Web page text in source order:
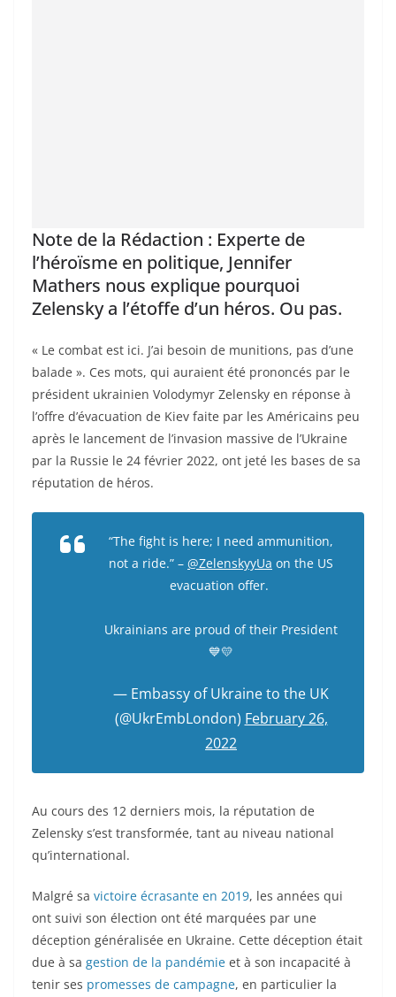
Note de la Rédaction : Experte de
l’héroïsme en politique, Jennifer
Mathers nous explique pourquoi
Zelensky a l’étoffe d’un héros. Ou pas.
« Le combat est ici. J’ai besoin de munitions, pas d’une
balade ». Ces mots, qui auraient été prononcés par le
président ukrainien Volodymyr Zelensky en réponse à
l’offre d’évacuation de Kiev faite par les Américains peu
après le lancement de l’invasion massive de l’Ukraine
par la Russie le 24 février 2022, ont jeté les bases de sa
réputation de héros.
“The fight is here; I need ammunition,
not a ride.” – @ZelenskyyUa on the US
evacuation offer.
Ukrainians are proud of their President
💙💛
— Embassy of Ukraine to the UK
(@UkrEmbLondon) February 26,
2022
Au cours des 12 derniers mois, la réputation de
Zelensky s’est transformée, tant au niveau national
qu’international.
Malgré sa victoire écrasante en 2019, les années qui
ont suivi son élection ont été marquées par une
déception généralisée en Ukraine. Cette déception était
due à sa gestion de la pandémie et à son incapacité à
tenir ses promesses de campagne, en particulier la